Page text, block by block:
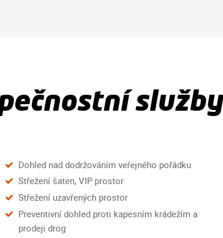
služby
Dohled nad dodržováním veřejného pořádku
Střežení šaten, VIP prostor
Střežení uzavřených prostor
Preventivní dohled proti kapesním krádežím a
prodeji drog